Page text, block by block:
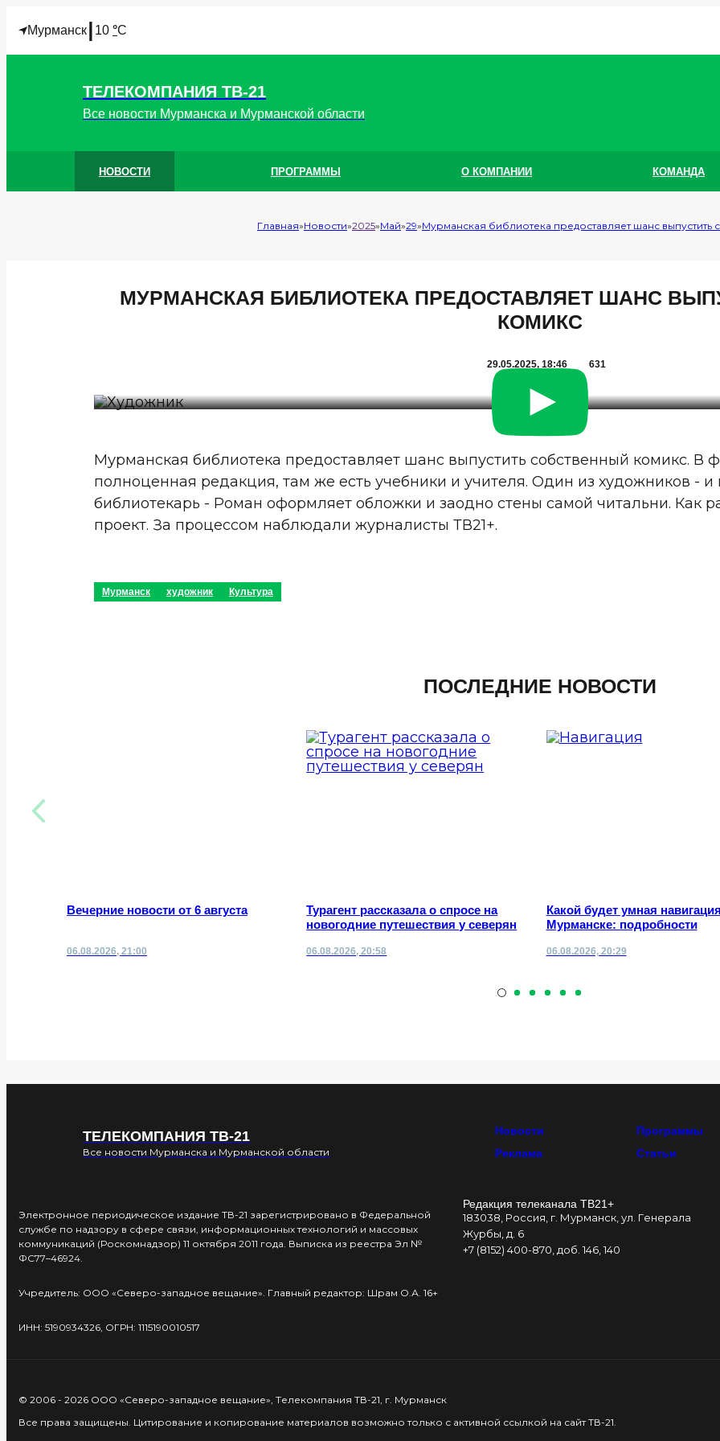
МурманскI 10 °C
ТЕЛЕКОМПАНИЯ ТВ-21
Все новости Мурманска и Мурманской области
НОВОСТИ ПРОГРАММЫ О КОМПАНИИ КОМАНДА
Главная Новости 2025 Май 29 Мурманская библиотека предоставляет шанс выпустить
МУРМАНСКАЯ БИБЛИОТЕКА ПРЕДОСТАВЛЯЕТ ШАНС
КОМИКС
29.05.2025, 18:46 631
Мурманская библиотека предоставляет шанс выпустить собственный комикс. В
полноценная редакция, там же есть учебники и учителя. Один из художников - и
библиотекарь - Роман оформляет обложки и заодно стены самой читальни. Как
проект. За процессом наблюдали журналисты ТВ21+.
Мурманск художник Культура
ПОСЛЕДНИЕ НОВОСТИ
Вечерние новости от 6 августа
06.08.2026, 21:00
Турагент рассказала о спросе на
новогодние путешествия у северян
06.08.2026, 20:58
Какой будет умная
Мурманске: подробности
06.08.2026, 20:29
ТЕЛЕКОМПАНИЯ ТВ-21
Все новости Мурманска и Мурманской области
Новости Программы
Реклама
Статьи
Электронное периодическое издание ТВ-21 зарегистрировано в Федеральной
службе по надзору в сфере связи, информационных технологий и массовых
коммуникаций (Роскомнадзор) 11 октября 2011 года. Выписка из реестра Эл №
ФС77–46924.
Учредитель: ООО «Северо-западное вещание». Главный редактор: Шрам О.А. 16+
ИНН: 5190934326, ОГРН: 1115190010517
Редакция телеканала ТВ21+
183038, Россия, г. Мурманск, ул. Генерала
Журбы, д. 6
+7 (8152) 400-870, доб. 146, 140
© 2006 - 2026 ООО «Северо-западное вещание», Телекомпания ТВ-21, г. Мурманск
Все права защищены. Цитирование и копирование материалов возможно только с активной ссылкой на сайт ТВ-21.